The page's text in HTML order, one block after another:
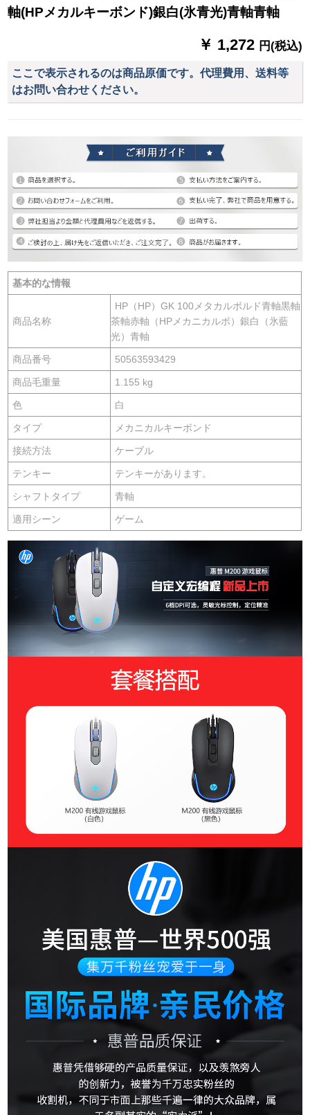
軸(HPメカルキーボンド)銀白(氷青光)青軸青軸
￥ 1,272 円(税込)
ここで表示されるのは商品原価です。代理費用、送料等
はお問い合わせください。
基本的な情報
商品名称
HP（HP）GK 100メタカルボルド青軸黒軸
茶軸赤軸（HPメカニカルボ）銀白（氷藍
光）青軸
商品番号 50563593429
商品毛重量 1.155 kg
色 白
タイプ メカニカルキーボンド
接続方法 ケーブル
テンキー テンキーがあります。
シャフトタイプ 青軸
適用シーン ゲーム